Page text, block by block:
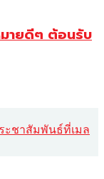
ายดีๆ ต้อนรับ
ระชาสัมพันธ์ที่เมล